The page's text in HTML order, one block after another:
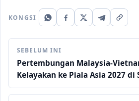
KONGSI
SEBELUM INI
Pertembungan Malaysia-
Kelayakan ke Piala Asia 2027 di